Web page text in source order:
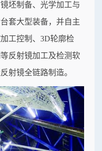
坯制备、光学加工与
套大型装备，并自主
工控制、3D轮廓检
反射镜加工及检测软
射镜全链路制造。